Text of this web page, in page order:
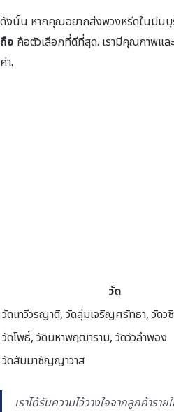
ดังนั้น หากคุณอยากส่งพวงหรีดในมีน
ถือ คือตัวเลือกที่ดีที่สุด. เรามีคุณภาพแล
ค่า.
วัด
วัดเทวีวรญาติ, วัดลุ่มเจริญศรัทธา, วัดว
วัดโพธิ์, วัดมหาพฤฒาราม, วัดวัวลำพอง
วัดสัมมาชัญญาวาส
เราได้รับความไว้วางใจจากลูกค้าร